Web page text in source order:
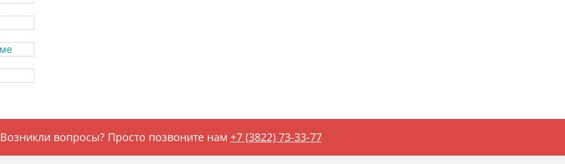
Возникли вопросы? Просто позвоните нам +7 (3822) 73-33-77